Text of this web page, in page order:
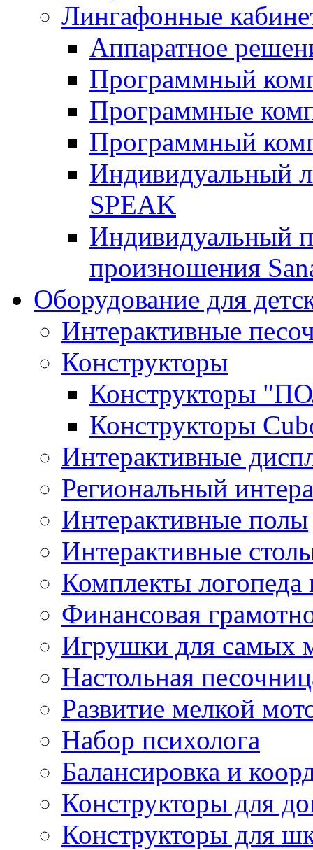
Лингафонные
Аппаратное
Программный
Программные
Программный
Индивидуальный
SPEAK
Индивидуальный
произношения
Оборудование для
Интерактивные
Конструкторы
Конструкторы
Конструкторы
Интерактивные
Региональный
Интерактивные полы
Интерактивные
Комплекты логопеда
Финансовая
Игрушки для самых
Настольная
Развитие мелкой
Набор психолога
Балансировка и
Конструкторы для
Конструкторы для